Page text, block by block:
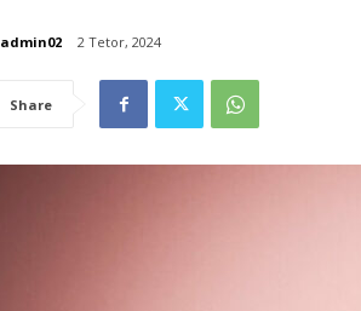
admin02 2 Tetor, 2024
Share